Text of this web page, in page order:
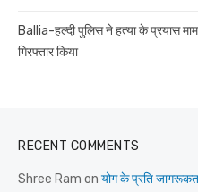
Ballia-हल्दी पुलिस ने हत्या के प्रयास
गिरफ्तार किया
RECENT COMMENTS
Shree Ram on योग के प्रति